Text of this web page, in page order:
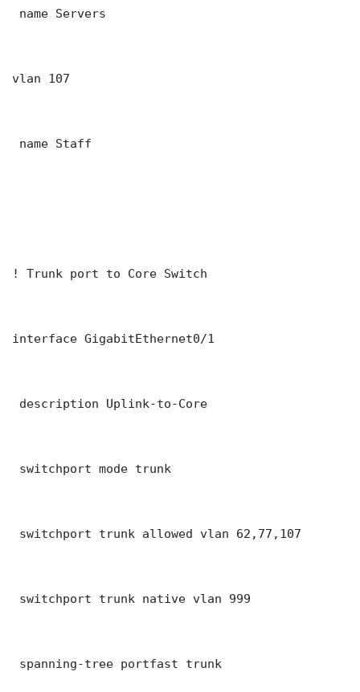
name Servers
vlan 107
name Staff
! Trunk port to Core Switch
interface GigabitEthernet0/1
description Uplink-to-Core
switchport mode trunk
switchport trunk allowed vlan 62,77,107
switchport trunk native vlan 999
spanning-tree portfast trunk